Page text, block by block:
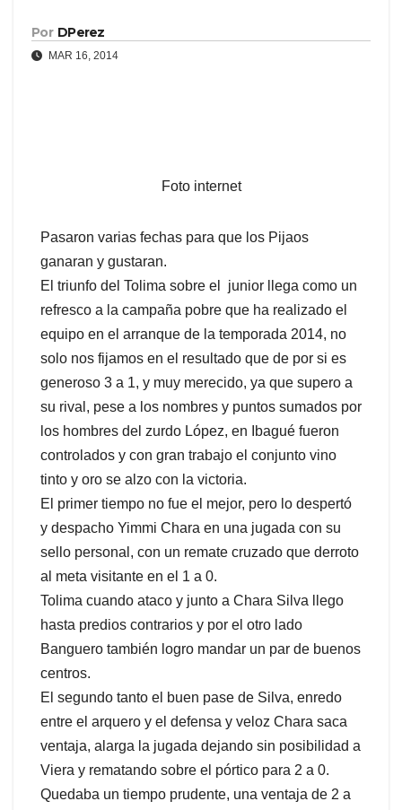
Por DPerez
MAR 16, 2014
Foto internet
Pasaron varias fechas para que los Pijaos
ganaran y gustaran.
El triunfo del Tolima sobre el junior llega como un
refresco a la campaña pobre que ha realizado el
equipo en el arranque de la temporada 2014, no
solo nos fijamos en el resultado que de por si es
generoso 3 a 1, y muy merecido, ya que supero a
su rival, pese a los nombres y puntos sumados por
los hombres del zurdo López, en Ibagué fueron
controlados y con gran trabajo el conjunto vino
tinto y oro se alzo con la victoria.
El primer tiempo no fue el mejor, pero lo despertó
y despacho Yimmi Chara en una jugada con su
sello personal, con un remate cruzado que derroto
al meta visitante en el 1 a 0.
Tolima cuando ataco y junto a Chara Silva llego
hasta predios contrarios y por el otro lado
Banguero también logro mandar un par de buenos
centros.
El segundo tanto el buen pase de Silva, enredo
entre el arquero y el defensa y veloz Chara saca
ventaja, alarga la jugada dejando sin posibilidad a
Viera y rematando sobre el pórtico para 2 a 0.
Quedaba un tiempo prudente, una ventaja de 2 a